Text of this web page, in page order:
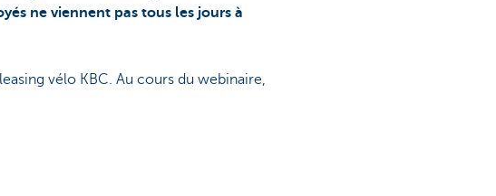
ne viennent pas tous les jours à
vélo KBC. Au cours du webinaire,